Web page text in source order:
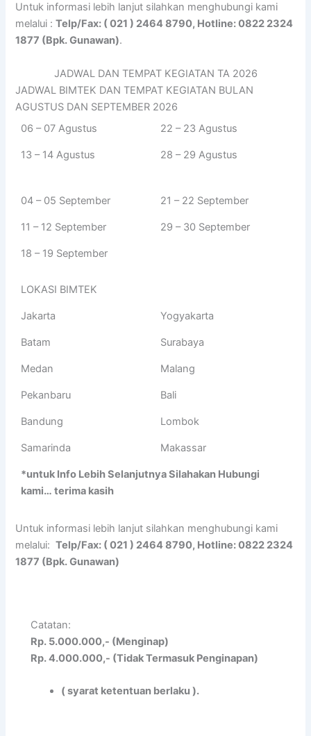
Untuk informasi lebih lanjut silahkan menghubungi kami
melalui :Telp/Fax: ( 021 ) 2464 8790, Hotline: 0822 2324
1877 (Bpk. Gunawan).
JADWAL DAN TEMPAT KEGIATAN TA 2026
JADWAL BIMTEK DAN TEMPAT KEGIATAN BULAN
AGUSTUS DAN SEPTEMBER 2026
06 – 07 Agustus
22 – 23 Agustus
13 – 14 Agustus 28 – 29 Agustus
04 – 05 September 21 – 22 September
11 – 12 September 29 – 30 September
18 – 19 September
LOKASI BIMTEK
Jakarta Yogyakarta
Batam Surabaya
Medan Malang
Pekanbaru Bali
Bandung Lombok
Samarinda Makassar
*untuk Info Lebih Selanjutnya Silahakan Hubungi
kami… terima kasih
Untuk informasi lebih lanjut silahkan menghubungi kami
melalui:Telp/Fax: ( 021 ) 2464 8790, Hotline: 0822 2324
1877 (Bpk. Gunawan)
Catatan:
Rp. 5.000.000,- (Menginap)
Rp. 4.000.000,- (Tidak Termasuk Penginapan)
( syarat ketentuan berlaku ).